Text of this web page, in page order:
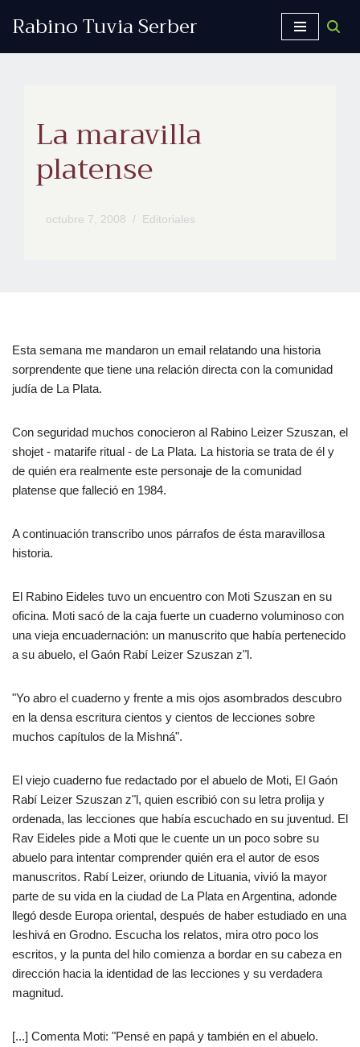
Rabino Tuvia Serber
La maravilla
platense
octubre 7, 2008 Editoriales
Esta semana me mandaron un email relatando una historia
sorprendente que tiene una relación directa con la comunidad
judía de La Plata.
Con seguridad muchos conocieron al Rabino Leizer Szuszan, el
shojet - matarife ritual - de La Plata. La historia se trata de él y
de quién era realmente este personaje de la comunidad
platense que falleció en 1984.
A continuación transcribo unos párrafos de ésta maravillosa
historia.
El Rabino Eideles tuvo un encuentro con Moti Szuszan en su
oficina. Moti sacó de la caja fuerte un cuaderno voluminoso con
una vieja encuadernación: un manuscrito que había pertenecido
a su abuelo, el Gaón Rabí Leizer Szuszan z"l.
"Yo abro el cuaderno y frente a mis ojos asombrados descubro
en la densa escritura cientos y cientos de lecciones sobre
muchos capítulos de la Mishná".
El viejo cuaderno fue redactado por el abuelo de Moti, El Gaón
Rabí Leizer Szuszan z"l, quien escribió con su letra prolija y
ordenada, las lecciones que había escuchado en su juventud. El
Rav Eideles pide a Moti que le cuente un un poco sobre su
abuelo para intentar comprender quién era el autor de esos
manuscritos. Rabí Leizer, oriundo de Lituania, vivió la mayor
parte de su vida en la ciudad de La Plata en Argentina, adonde
llegó desde Europa oriental, después de haber estudiado en una
Ieshivá en Grodno. Escucha los relatos, mira otro poco los
escritos, y la punta del hilo comienza a bordar en su cabeza en
dirección hacia la identidad de las lecciones y su verdadera
magnitud.
[...] Comenta Moti: "Pensé en papá y también en el abuelo.